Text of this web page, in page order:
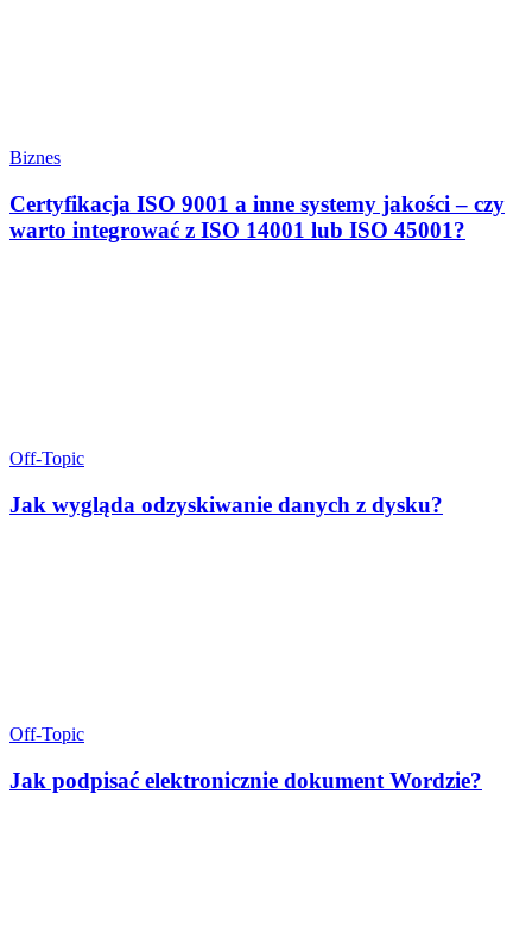
Biznes
Certyfikacja ISO 9001 a inne systemy jakości – czy
warto integrować z ISO 14001 lub ISO 45001?
Off-Topic
Jak wygląda odzyskiwanie danych z dysku?
Off-Topic
Jak podpisać elektronicznie dokument Wordzie?